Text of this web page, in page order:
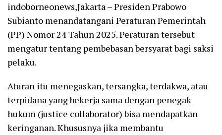
indoborneonews,Jakarta – Presiden Prabowo
Subianto menandatangani Peraturan Pemerintah
(PP) Nomor 24 Tahun 2025. Peraturan tersebut
mengatur tentang pembebasan bersyarat bagi saksi
pelaku.
Aturan itu menegaskan, tersangka, terdakwa, atau
terpidana yang bekerja sama dengan penegak
hukum (justice collaborator) bisa mendapatkan
keringanan. Khususnya jika membantu